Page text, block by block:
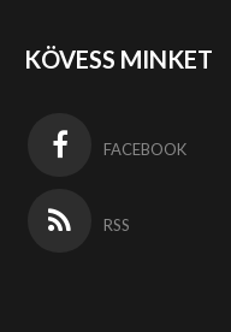
KÖVESS MINKET
FACEBOOK
RSS